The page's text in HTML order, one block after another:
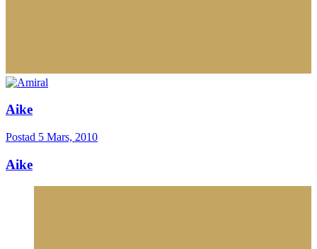
Aike
Postad 5 Mars, 2010
Aike